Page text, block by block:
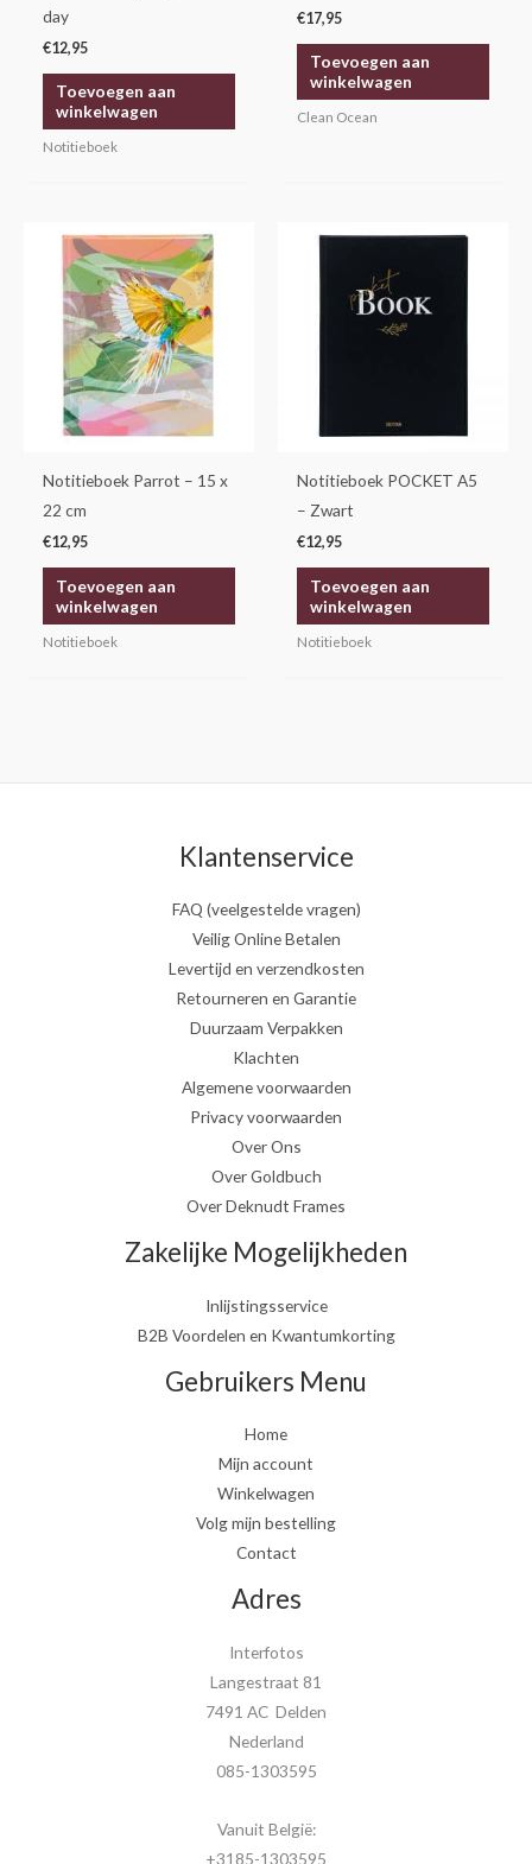
day
€12,95
Toevoegen aan
winkelwagen
Notitieboek
€17,95
Toevoegen aan
winkelwagen
Clean Ocean
Notitieboek Parrot – 15 x
22 cm
€12,95
Toevoegen aan
winkelwagen
Notitieboek
Notitieboek POCKET A5
– Zwart
€12,95
Toevoegen aan
winkelwagen
Notitieboek
Klantenservice
FAQ (veelgestelde vragen)
Veilig Online Betalen
Levertijd en verzendkosten
Retourneren en Garantie
Duurzaam Verpakken
Klachten
Algemene voorwaarden
Privacy voorwaarden
Over Ons
Over Goldbuch
Over Deknudt Frames
Zakelijke Mogelijkheden
Inlijstingsservice
B2B Voordelen en Kwantumkorting
Gebruikers Menu
Home
Mijn account
Winkelwagen
Volg mijn bestelling
Contact
Adres
Interfotos
Langestraat 81
7491 AC Delden
Nederland
085-1303595
Vanuit België:
+3185-1303595